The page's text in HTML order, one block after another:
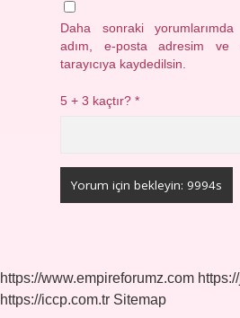
Daha sonraki yorumlarımda
adım, e-posta adresim ve
tarayıcıya kaydedilsin.
5 + 3 kaçtır?*
https://www.empireforumz.com
https://iccp.com.tr Sitemap